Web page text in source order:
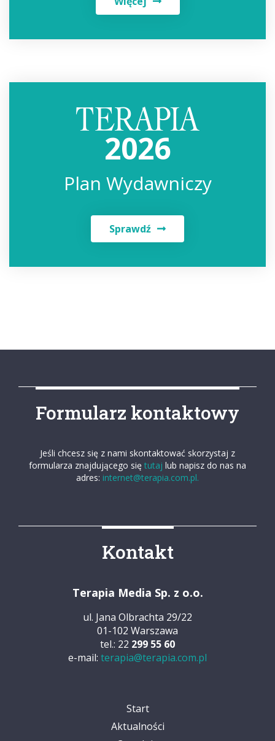
2026
Plan Wydawniczy
Sprawdź
Formularz kontaktowy
Jeśli chcesz się z nami skontaktować skorzystaj z
formularza znajdującego się tutaj lub napisz do nas na
adres: internet@terapia.com.pl.
Kontakt
Terapia Media Sp. z o.o.
ul. Jana Olbrachta 29/22
01-102 Warszawa
tel.: 22 299 55 60
e-mail: terapia@terapia.com.pl
Start
Aktualności